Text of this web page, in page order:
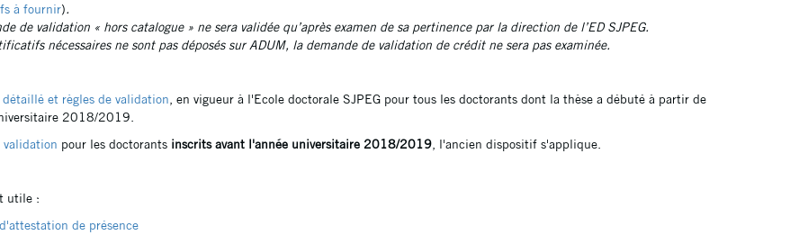
à fournir).
de validation « hors catalogue » ne sera validée qu’après examen de sa pertinence par la direction de l’ED SJPEG.
nécessaires ne sont pas déposés sur ADUM, la demande de validation de crédit ne sera pas examinée.
et règles de validation, en vigueur à l'Ecole doctorale SJPEG pour tous les doctorants dont la thèse a débuté à partir de
2018/2019.
validation pour les doctorants inscrits avant l'année universitaire 2018/2019, l'ancien dispositif s'applique.
utile :
de présence